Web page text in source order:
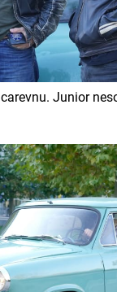
Junior